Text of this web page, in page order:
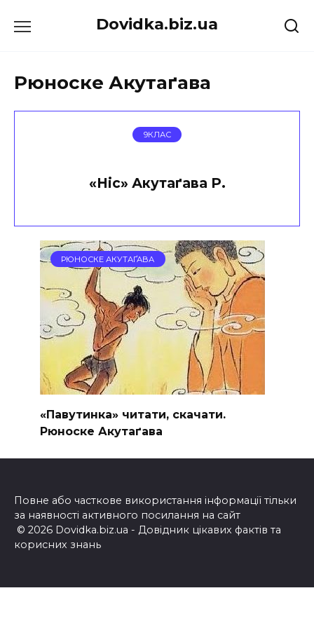
до
Dovidka.biz.ua
Рюноске Акутаґава
9КЛАС
«Ніс» Акутаґава Р.
РЮНОСКЕ АКУТАҐАВА
«Павутинка» читати, скачати.
Рюноске Акутаґава
Повне або часткове використання інформації тільки
за наявності активного посилання на сайт
© 2026 Dovidka.biz.ua - Довідник цікавих фактів та
корисних знань